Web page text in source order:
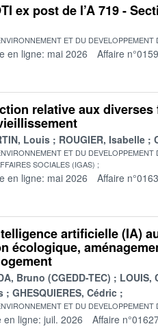
ex post de l’A 719 -
ET DU DEVELOPPEMENT
en ligne: mai 2026 Affaire
relative aux diverses
Louis ROUGIER, Isabelle
ET DU DEVELOPPEMENT
SOCIALES (IGAS)
en ligne: mai 2026 Affaire
artificielle (IA)
écologique,
Bruno (CGEDD-TEC)
LOUIS,
GHESQUIERES, Cédric
ET DU DEVELOPPEMENT
en ligne: juil. 2026 Affaire